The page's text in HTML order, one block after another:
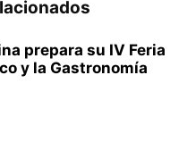
prepara su IV Feria
y la Gastronomía